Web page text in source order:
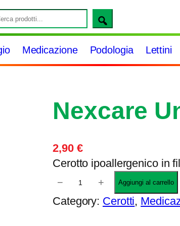
Medicazione Podologia Lettini
Nexcare
2,90 €
Cerotto ipoallergenico in
x
− + Aggiungi al carrello
Category: Cerotti,